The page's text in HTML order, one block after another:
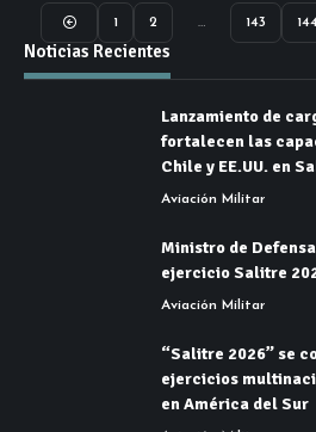
1 2 … 143
Noticias Recientes
Lanzamiento de
fortalecen las
Chile y EE.UU. en
Aviación Militar
Ministro de
ejercicio Salitre
Aviación Militar
“Salitre 2026” se
ejercicios
en América del Sur